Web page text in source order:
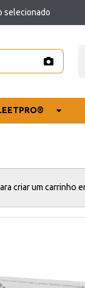
selecionado
criar um carrinho